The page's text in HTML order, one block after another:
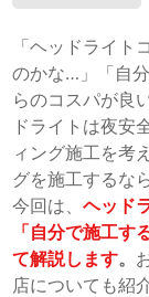
「ヘッドライ
のかな…」「自
らのコスパが良
ドライトは夜安
ィング施工を考
グを施工するな
今回は、ヘッド
「自分で施工
て解説します。
店についても紹